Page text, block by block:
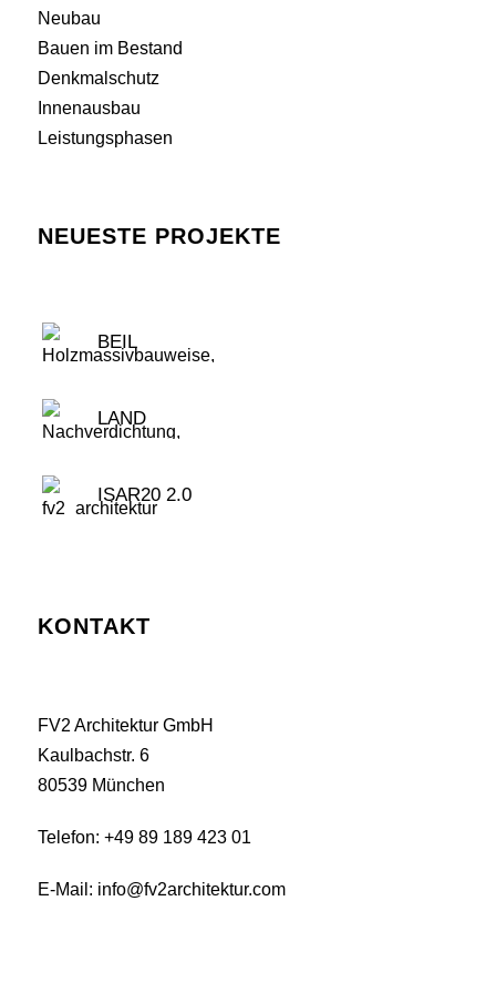
Neubau
Bauen im Bestand
Denkmalschutz
Innenausbau
Leistungsphasen
NEUESTE PROJEKTE
BEIL
LAND
ISAR20 2.0
KONTAKT
FV2 Architektur GmbH
Kaulbachstr. 6
80539 München
Telefon: +49 89 189 423 01
E-Mail: info@fv2architektur.com